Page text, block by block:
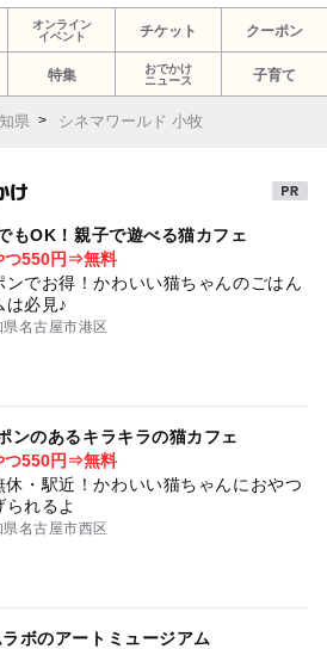
オンライン
イベント
チケット クーポン
特集
おでかけ
ニュース
子育て
県 シネマワールド 小牧
け
もOK！親子で遊べる猫カフェ
つ550円⇒無料
ンでお得！かわいい猫ちゃんのごはん
は必見♪
県名古屋市港区
ンのあるキラキラの猫カフェ
つ550円⇒無料
休・駅近！かわいい猫ちゃんにおやつ
られるよ
県名古屋市西区
ボのアートミュージアム